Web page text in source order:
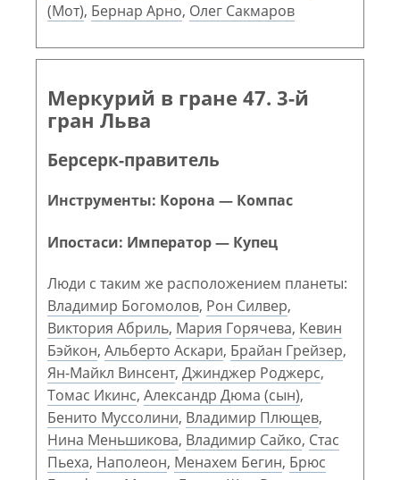
(Мот), Бернар Арно, Олег Сакмаров
Меркурий в гране 47. 3-й
гран Льва
Берсерк-правитель
Инструменты: Корона — Компас
Ипостаси: Император — Купец
Люди с таким же расположением планеты:
Владимир Богомолов, Рон Силвер,
Виктория Абриль, Мария Горячева, Кевин
Бэйкон, Альберто Аскари, Брайан Грейзер,
Ян-Майкл Винсент, Джинджер Роджерс,
Томас Икинс, Александр Дюма (сын),
Бенито Муссолини, Владимир Плющев,
Нина Меньшикова, Владимир Сайко, Стас
Пьеха, Наполеон, Менахем Бегин, Брюс